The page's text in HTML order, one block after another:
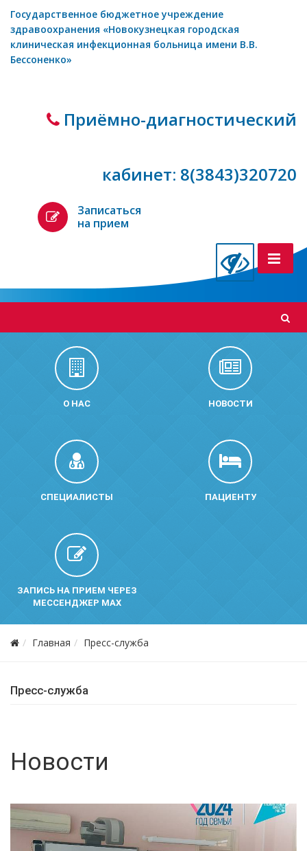
Государственное бюджетное учреждение
здравоохранения «Новокузнецкая городская
клиническая инфекционная больница имени В.В.
Бессоненко»
Приёмно-диагностический
кабинет: 8(3843)320720
Записаться
на прием
О НАС НОВОСТИ
СПЕЦИАЛИСТЫ ПАЦИЕНТУ
ЗАПИСЬ НА ПРИЕМ ЧЕРЕЗ
МЕССЕНДЖЕР MAX
Главная Пресс-служба
Пресс-служба
Новости